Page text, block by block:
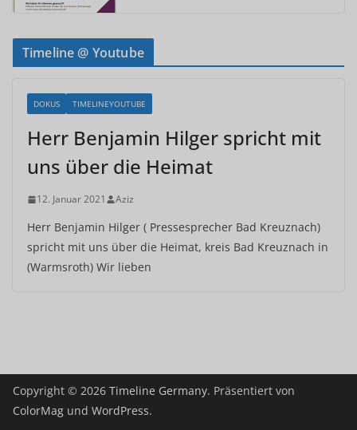
Timeline @ Youtube
DOKUS TIMELINEYOUTUBE
Herr Benjamin Hilger spricht mit
uns über die Heimat
12. Januar 2021 Aziz
Herr Benjamin Hilger ( Pressesprecher Bad Kreuznach)
spricht mit uns über die Heimat, kreis Bad Kreuznach in
(Warmsroth) Wir lieben
Copyright © 2026 Timeline Germany. Präsentiert von
ColorMag und WordPress.